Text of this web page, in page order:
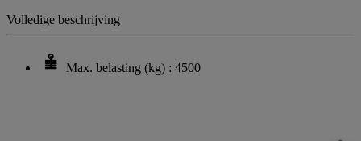
Volledige beschrijving
Max. belasting (kg) : 4500